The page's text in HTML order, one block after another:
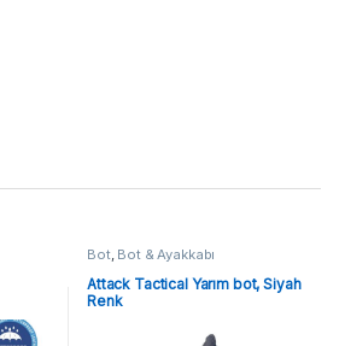
Bot, Bot & Ayakkabı
Attack Tactical Yarım bot, Siyah
Renk